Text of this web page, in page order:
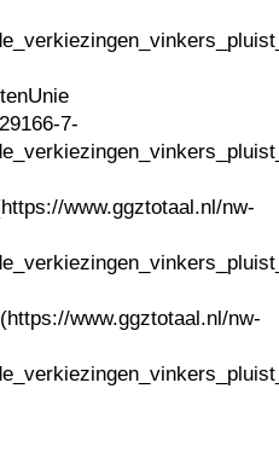
7-
www.ggztotaal.nl/nw-
www.ggztotaal.nl/nw-